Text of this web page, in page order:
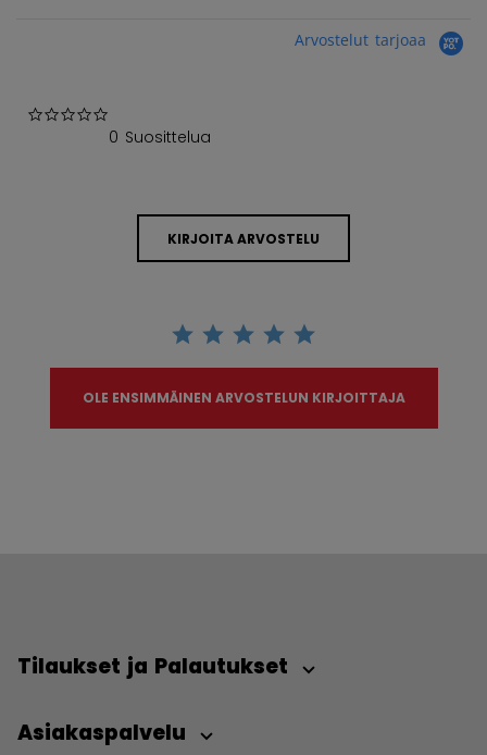
Arvostelut tarjoaa
0 Suosittelua
KIRJOITA ARVOSTELU
OLE ENSIMMÄINEN ARVOSTELUN KIRJOITTAJA
Tilaukset ja Palautukset
Asiakaspalvelu